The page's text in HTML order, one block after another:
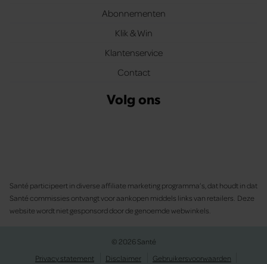
Abonnementen
Klik & Win
Klantenservice
Contact
Volg ons
Santé participeert in diverse affiliate marketing programma’s, dat houdt in dat
Santé commissies ontvangt voor aankopen middels links van retailers. Deze
website wordt niet gesponsord door de genoemde webwinkels.
© 2026 Santé
Privacy statement
Disclaimer Gebruikersvoorwaarden